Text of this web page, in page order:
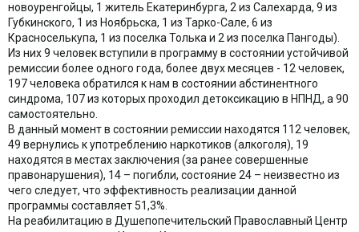
новоуренгойцы, 1 житель Екатеринбурга, 2 из Салехарда, 9 из
Губкинского, 1 из Ноябрьска, 1 из Тарко-Сале, 6 из
Красноселькупа, 1 из поселка Толька и 2 из поселка Пангоды).
Из них 9 человек вступили в программу в состоянии устойчивой
ремиссии более одного года, более двух месяцев - 12 человек,
197 человека обратился к нам в состоянии абстинентного
синдрома, 107 из которых проходил детоксикацию в НПНД, а 90
самостоятельно.
В данный момент в состоянии ремиссии находятся 112 человек,
49 вернулись к употреблению наркотиков (алкоголя), 19
находятся в местах заключения (за ранее совершенные
правонарушения), 14 – погибли, состояние 24 – неизвестно из
чего следует, что эффективность реализации данной
программы составляет 51,3%.
На реабилитацию в Душепопечительский Православный Центр